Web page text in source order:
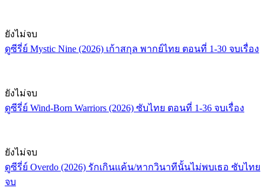
ยังไม่จบ
ดูซีรี่ย์ Mystic Nine (2026) เก้าสกุล พากย์ไทย ตอนที่ 1-30 จบเรื่อง
ยังไม่จบ
ดูซีรี่ย์ Wind-Born Warriors (2026) ซับไทย ตอนที่ 1-36 จบเรื่อง
ยังไม่จบ
ดูซีรี่ย์ Overdo (2026) รักเกินแค้น/หากวินาทีนั้นไม่พบเธอ ซับไทย
จบ